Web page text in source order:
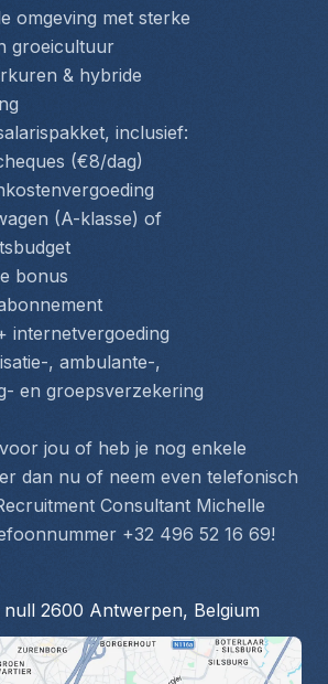
omgeving met sterke
groeicultuur
& hybride
inclusief:
(€8/dag)
(A-klasse) of
bonus
internetvergoeding
, ambulante-,
en groepsverzekering
jou of heb je nog enkele
dan nu of neem even telefonisch
Consultant Michelle
+32 496 52 16 69!
2600 Antwerpen, Belgium